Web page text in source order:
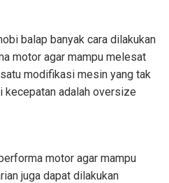
balap banyak cara dilakukan
motor agar mampu melesat
modifikasi mesin yang tak
kecepatan adalah oversize
motor agar mampu
juga dapat dilakukan